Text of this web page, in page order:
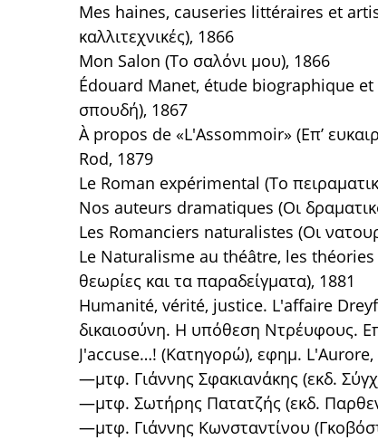
Mes haines, causeries littéraires et
καλλιτεχνικές), 1866
Mon Salon (Το σαλόνι μου), 1866
Édouard Manet, étude biographique et
σπουδή), 1867
À propos de «L'Assommoir» (Επ’
Rod, 1879
Le Roman expérimental (Το
Nos auteurs dramatiques (Οι
Les Romanciers naturalistes (Οι
Le Naturalisme au théâtre, les
θεωρίες και τα παραδείγματα), 1881
Humanité, vérité, justice. L'affaire
δικαιοσύνη. Η υπόθεση Ντρέυφους.
J'accuse…! (Κατηγορώ), εφημ. L'Aurore,
—μτφ. Γιάννης Σφακιανάκης (εκδ.
—μτφ. Σωτήρης Πατατζής (εκδ.
—μτφ. Γιάννης Κωνσταντίνου